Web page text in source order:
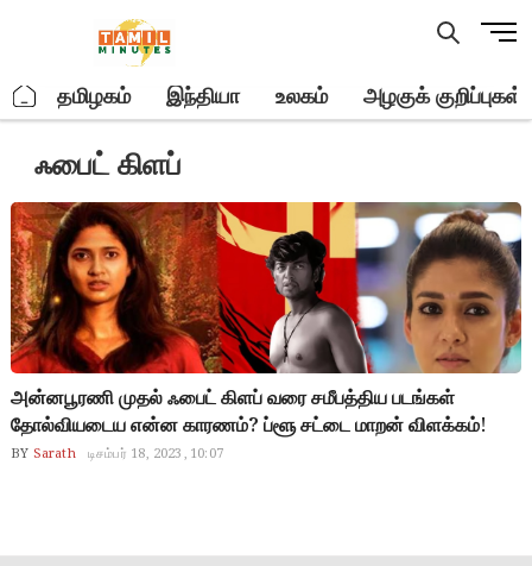
M
u
t
o
n
. தமிழகம் இந்தியா உலகம் அழகுக் குறிப்புகள்
ஃபைட் கிளப்
அன்னபூரணி முதல் ஃபைட் கிளப் வரை சமீபத்திய படங்கள்
தோல்வியடைய என்ன காரணம்? ப்ளூ சட்டை மாறன் விளக்கம்!
BY Sarath டிசம்பர் 18, 2023, 10:07